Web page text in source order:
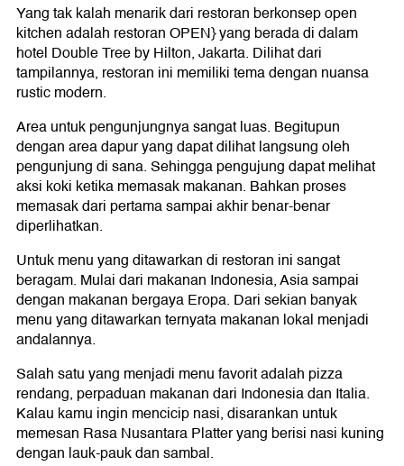
Yang tak kalah menarik dari restoran berkonsep open
kitchen adalah restoran OPEN} yang berada di dalam
hotel Double Tree by Hilton, Jakarta. Dilihat dari
tampilannya, restoran ini memiliki tema dengan nuansa
rustic modern.
Area untuk pengunjungnya sangat luas. Begitupun
dengan area dapur yang dapat dilihat langsung oleh
pengunjung di sana. Sehingga pengujung dapat melihat
aksi koki ketika memasak makanan. Bahkan proses
memasak dari pertama sampai akhir benar-benar
diperlihatkan.
Untuk menu yang ditawarkan di restoran ini sangat
beragam. Mulai dari makanan Indonesia, Asia sampai
dengan makanan bergaya Eropa. Dari sekian banyak
menu yang ditawarkan ternyata makanan lokal menjadi
andalannya.
Salah satu yang menjadi menu favorit adalah pizza
rendang, perpaduan makanan dari Indonesia dan Italia.
Kalau kamu ingin mencicip nasi, disarankan untuk
memesan Rasa Nusantara Platter yang berisi nasi kuning
dengan lauk-pauk dan sambal.